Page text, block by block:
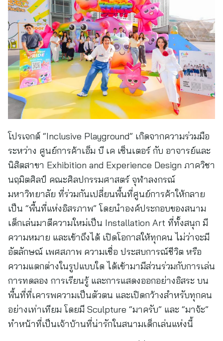
โปรเจกต์ “Inclusive Playground” เกิดจากความร่วมมือ
ระหว่าง ศูนย์การค้าเอ็ม บี เค เซ็นเตอร์ กับ อาจารย์และ
นิสิตสาขา Exhibition and Experience Design ภาควิชา
นฤมิตศิลป์ คณะศิลปกรรมศาสตร์ จุฬาลงกรณ์
มหาวิทยาลัย ที่ร่วมกันเปลี่ยนพื้นที่ศูนย์การค้าให้กลาย
เป็น “พื้นที่แห่งอิสรภาพ” โดยนำองค์ประกอบของสนาม
เด็กเล่นมาตีความใหม่เป็น Installation Art ที่ทั้งสนุก มี
ความหมาย และเข้าถึงได้ เปิดโอกาสให้ทุกคน ไม่ว่าจะมี
อัตลักษณ์ เพศสภาพ ความเชื่อ ประสบการณ์ชีวิต หรือ
ความแตกต่างในรูปแบบใด ได้เข้ามามีส่วนร่วมกับการเล่น
การทดลอง การเรียนรู้ และการแสดงออกอย่างอิสระ บน
พื้นที่ที่เคารพความเป็นตัวตน และเปิดกว้างสำหรับทุกคน
อย่างเท่าเทียม โดยมี Sculpture “มาครับ” และ “มาจ้ะ”
ทำหน้าที่เป็นเจ้าบ้านที่น่ารักในสนามเด็กเล่นแห่งนี้